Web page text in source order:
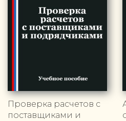
Проверка расчетов с
поставщиками и